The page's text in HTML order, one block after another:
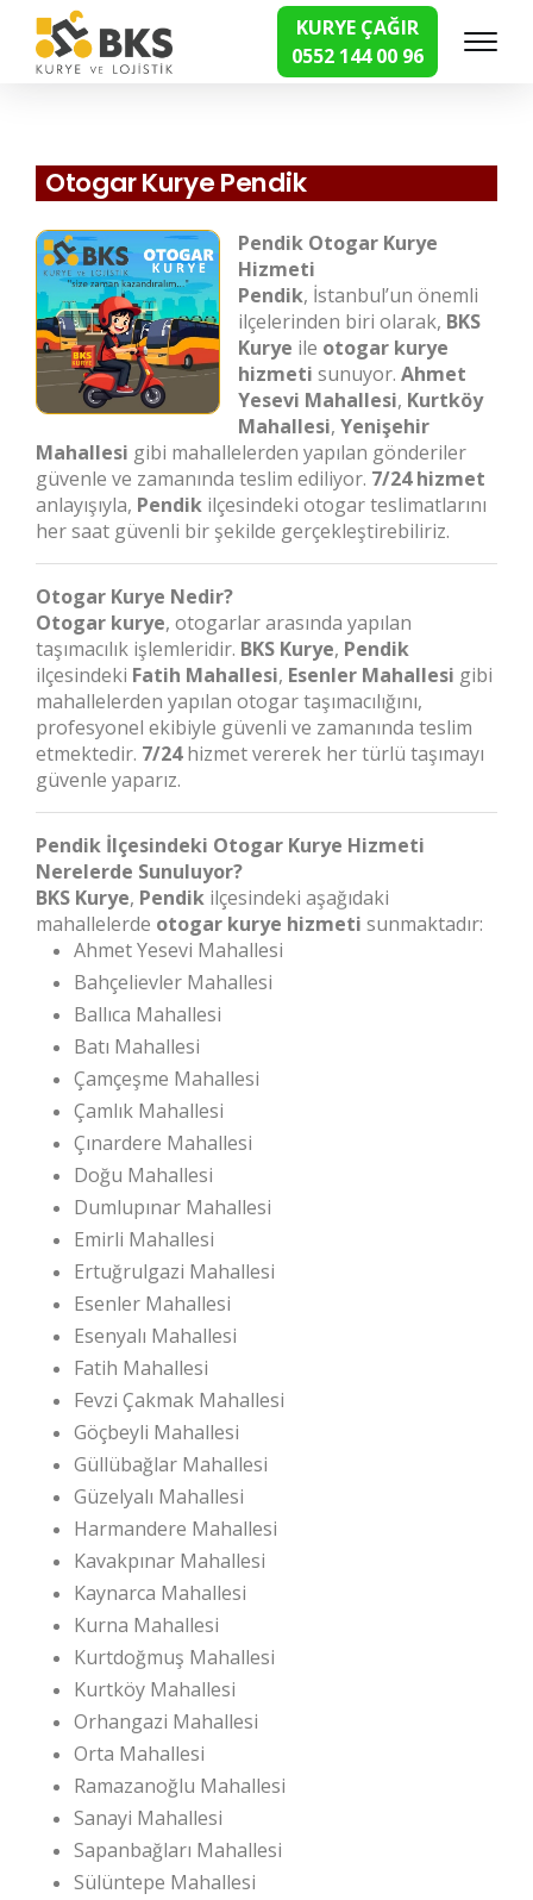
KURYE ÇAĞIR
0552 144 00 96
Hızlı Kurye Hizmetleri
Otogar Kurye Pendik
Pendik Otogar Kurye
Hizmeti
Pendik, İstanbul’un önemli
ilçelerinden biri olarak, BKS
Kurye ile otogar kurye
hizmeti sunuyor.Ahmet
Yesevi Mahallesi, Kurtköy
Mahallesi,Yenişehir
Mahallesi gibi mahallelerden yapılan gönderiler
güvenle ve zamanında teslim ediliyor. 7/24 hizmet
anlayışıyla, Pendik ilçesindeki otogar teslimatlarını
her saat güvenli bir şekilde gerçekleştirebiliriz.
Otogar Kurye Nedir?
Otogar kurye, otogarlar arasında yapılan
taşımacılık işlemleridir. BKS Kurye, Pendik
ilçesindeki Fatih Mahallesi, Esenler Mahallesi gibi
mahallelerden yapılan otogar taşımacılığını,
profesyonel ekibiyle güvenli ve zamanında teslim
etmektedir. 7/24hizmet vererek her türlü taşımayı
güvenle yaparız.
Pendik İlçesindeki Otogar Kurye Hizmeti
Nerelerde Sunuluyor?
BKS Kurye, Pendik ilçesindeki aşağıdaki
mahallelerde otogar kurye hizmeti sunmaktadır:
Ahmet Yesevi Mahallesi
Bahçelievler Mahallesi
Ballıca Mahallesi
Batı Mahallesi
Çamçeşme Mahallesi
Çamlık Mahallesi
Çınardere Mahallesi
Doğu Mahallesi
Dumlupınar Mahallesi
Emirli Mahallesi
Ertuğrulgazi Mahallesi
Esenler Mahallesi
Esenyalı Mahallesi
Fatih Mahallesi
Fevzi Çakmak Mahallesi
Göçbeyli Mahallesi
Güllübağlar Mahallesi
Güzelyalı Mahallesi
Harmandere Mahallesi
Kavakpınar Mahallesi
Kaynarca Mahallesi
Kurna Mahallesi
Kurtdoğmuş Mahallesi
Kurtköy Mahallesi
Orhangazi Mahallesi
Orta Mahallesi
Ramazanoğlu Mahallesi
Sanayi Mahallesi
Sapanbağları Mahallesi
Sülüntepe Mahallesi